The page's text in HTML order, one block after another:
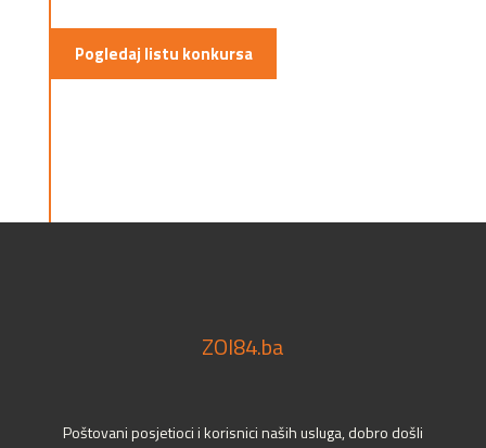
Pogledaj listu konkursa
ZOI84.ba
Poštovani posjetioci i korisnici naših usluga, dobro došli